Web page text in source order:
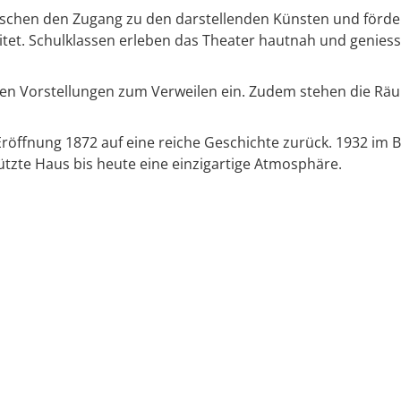
den Zugang zu den darstellenden Künsten und
Schulklassen erleben das Theater hautnah und
Vorstellungen zum Verweilen ein. Zudem stehen die
1872 auf eine reiche Geschichte zurück. 1932
Haus bis heute eine einzigartige Atmosphäre.